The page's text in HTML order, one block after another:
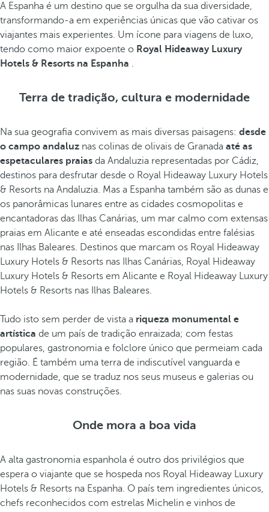
A Espanha é um destino que se orgulha da sua diversidade,
transformando-a em experiências únicas que vão cativar os
viajantes mais experientes. Um ícone para viagens de luxo,
tendo como maior expoente o Royal Hideaway Luxury
Hotels & Resorts na Espanha .
Terra de tradição, cultura e modernidade
Na sua geografia convivem as mais diversas paisagens: desde
o campo andaluz nas colinas de olivais de Granada até as
espetaculares praias da Andaluzia representadas por Cádiz,
destinos para desfrutar desde o Royal Hideaway Luxury Hotels
& Resorts na Andaluzia. Mas a Espanha também são as dunas e
os panorâmicas lunares entre as cidades cosmopolitas e
encantadoras das Ilhas Canárias, um mar calmo com extensas
praias em Alicante e até enseadas escondidas entre falésias
nas Ilhas Baleares. Destinos que marcam os Royal Hideaway
Luxury Hotels & Resorts nas Ilhas Canárias, Royal Hideaway
Luxury Hotels & Resorts em Alicante e Royal Hideaway Luxury
Hotels & Resorts nas Ilhas Baleares.
Tudo isto sem perder de vista a riqueza monumental e
artística de um país de tradição enraizada; com festas
populares, gastronomia e folclore único que permeiam cada
região. É também uma terra de indiscutível vanguarda e
modernidade, que se traduz nos seus museus e galerias ou
nas suas novas construções.
Onde mora a boa vida
A alta gastronomia espanhola é outro dos privilégios que
espera o viajante que se hospeda nos Royal Hideaway Luxury
Hotels & Resorts na Espanha. O país tem ingredientes únicos,
chefs reconhecidos com estrelas Michelin e vinhos de